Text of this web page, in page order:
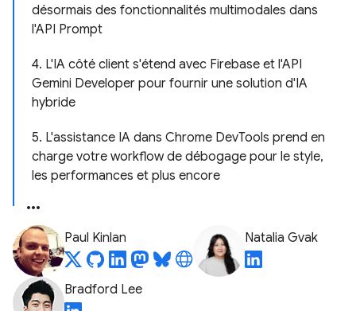
désormais des fonctionnalités multimodales dans
l'API Prompt
4. L'IA côté client s'étend avec Firebase et l'API
Gemini Developer pour fournir une solution d'IA
hybride
5. L'assistance IA dans Chrome DevTools prend en
charge votre workflow de débogage pour le style,
les performances et plus encore
Paul Kinlan Natalia Gvak
Bradford Lee